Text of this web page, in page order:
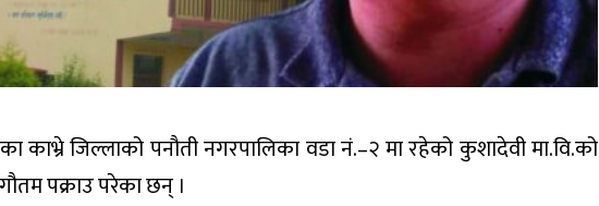
काभ्रे जिल्लाको पनौती नगरपालिका वडा नं.–२ मा रहेको कुशादेवी मा.वि.को
पक्राउ परेका छन् ।